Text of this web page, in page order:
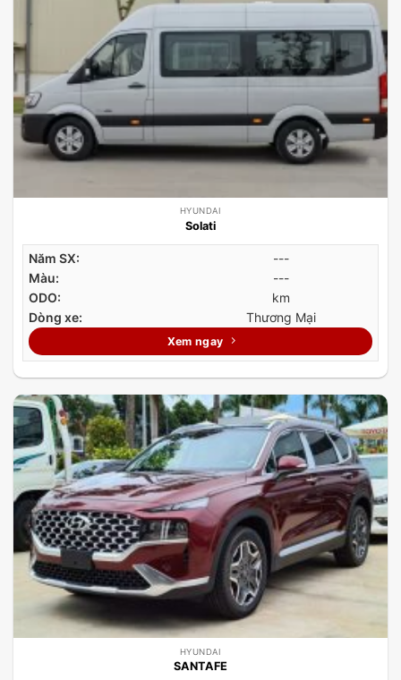
HYUNDAI
Solati
Năm SX:
---
Màu:
---
ODO:
km
Dòng xe:
Thương Mại
Xem ngay
HYUNDAI
SANTAFE